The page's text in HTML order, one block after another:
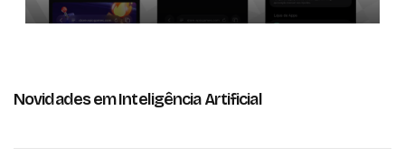
Novidades em Inteligência Artificial